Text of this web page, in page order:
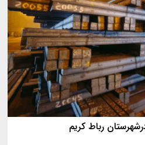
رباط کریم